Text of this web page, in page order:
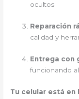
ocultos.
Reparación
calidad y
Entrega con
funcionando
Tu celular está en